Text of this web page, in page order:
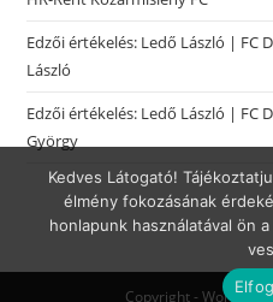
Edzői értékelés: Ledő László | FC
László
Edzői értékelés: Ledő László | FC
György
Copyright -
Kedves Látogató!
élmény fokozásának
honlapunk használatával ön